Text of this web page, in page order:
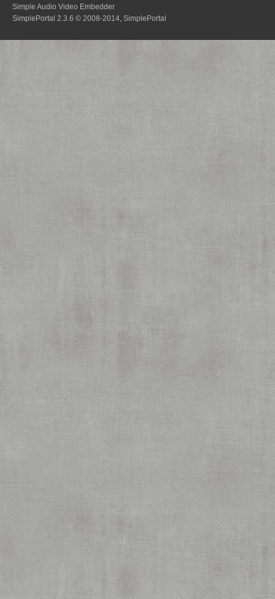
Simple Audio Video Embedder
SimplePortal 2.3.6 © 2008-2014, SimplePortal